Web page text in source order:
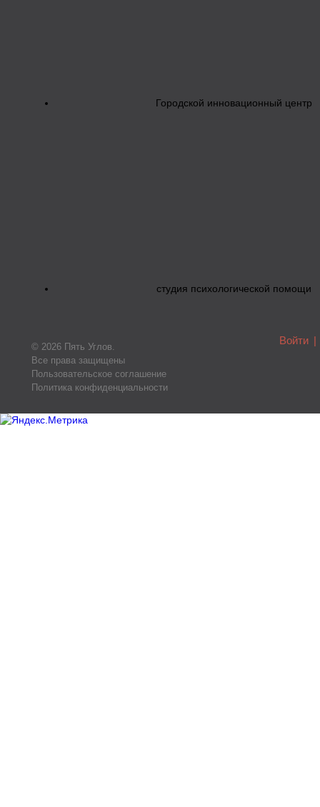
Городской инновационный центр
студия психологической помощи
© 2026 Пять Углов.
Все права защищены
Пользовательское соглашение
Политика конфиденциальности
Войти